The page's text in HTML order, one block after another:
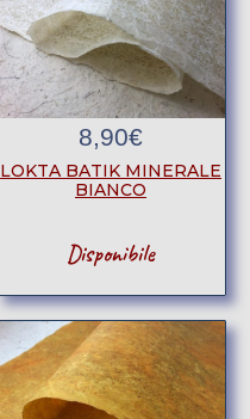
8,90€
LOKTA BATIK MINERALE
BIANCO
Disponibile